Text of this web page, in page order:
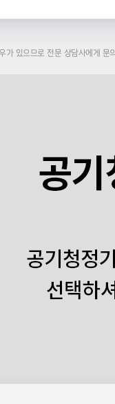
가 있으므로 전문 상담사에게 문